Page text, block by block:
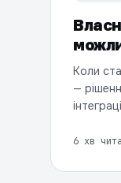
Коли
—
це
6 хв